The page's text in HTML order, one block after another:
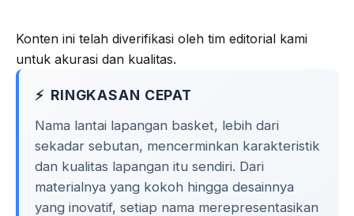
o
e
r
Konten ini telah diverifikasi oleh tim editorial kami
untuk akurasi dan kualitas.
RINGKASAN CEPAT
Nama lantai lapangan basket, lebih dari
sekadar sebutan, mencerminkan karakteristik
dan kualitas lapangan itu sendiri. Dari
materialnya yang kokoh hingga desainnya
yang inovatif, setiap nama merepresentasikan